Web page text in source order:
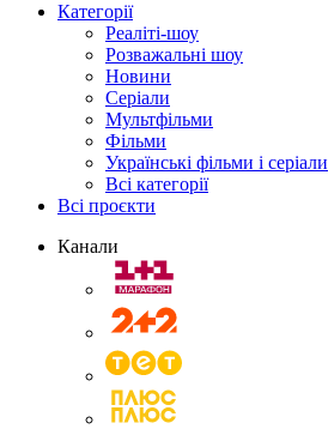
Категорії
Реаліті-шоу
Розважальні шоу
Новини
Серіали
Мультфільми
Фільми
Українські фільми і серіали
Всі категорії
Всі проєкти
Канали